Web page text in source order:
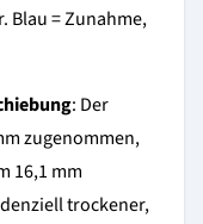
Blau = Zunahme,
: Der
zugenommen,
16,1 mm
trockener,